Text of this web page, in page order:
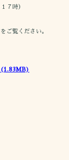
７時）
ご覧ください。